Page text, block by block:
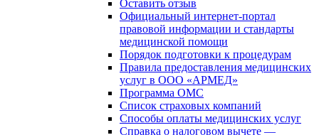
Оставить отзыв
Официальный интернет-портал
правовой информации и стандарты
медицинской помощи
Порядок подготовки к процедурам
Правила предоставления медицинских
услуг в ООО «АРМЕД»
Программа ОМС
Список страховых компаний
Способы оплаты медицинских услуг
Справка о налоговом вычете —